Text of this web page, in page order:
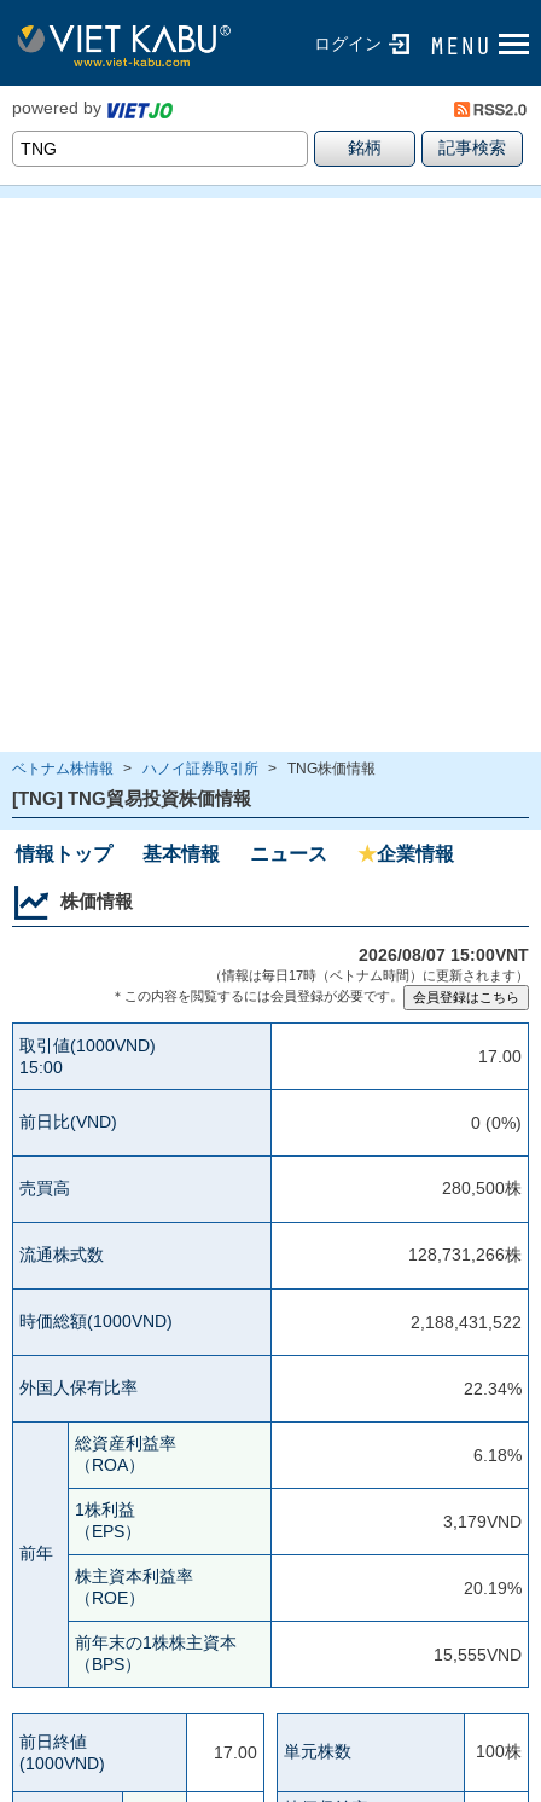
ログイン
powered by
ベトナム株情報 > ハノイ証券取引所 > TNG株価情報
[TNG] TNG貿易投資株価情報
情報トップ 基本情報 ニュース ★企業情報
株価情報
2026/08/07 15:00VNT
（情報は毎日17時（ベトナム時間）に更新されます）
＊この内容を閲覧するには会員登録が必要です。
取引値(1000VND)
15:00
17.00
前日比(VND) 0 (0%)
売買高 280,500株
流通株式数 128,731,266株
時価総額(1000VND) 2,188,431,522
外国人保有比率 22.34%
前年
総資産利益率
（ROA）
6.18%
1株利益
（EPS）
3,179VND
株主資本利益率
（ROE）
20.19%
前年末の1株株主資本
（BPS）
15,555VND
前日終値
(1000VND)
17.00 単元株数 100株